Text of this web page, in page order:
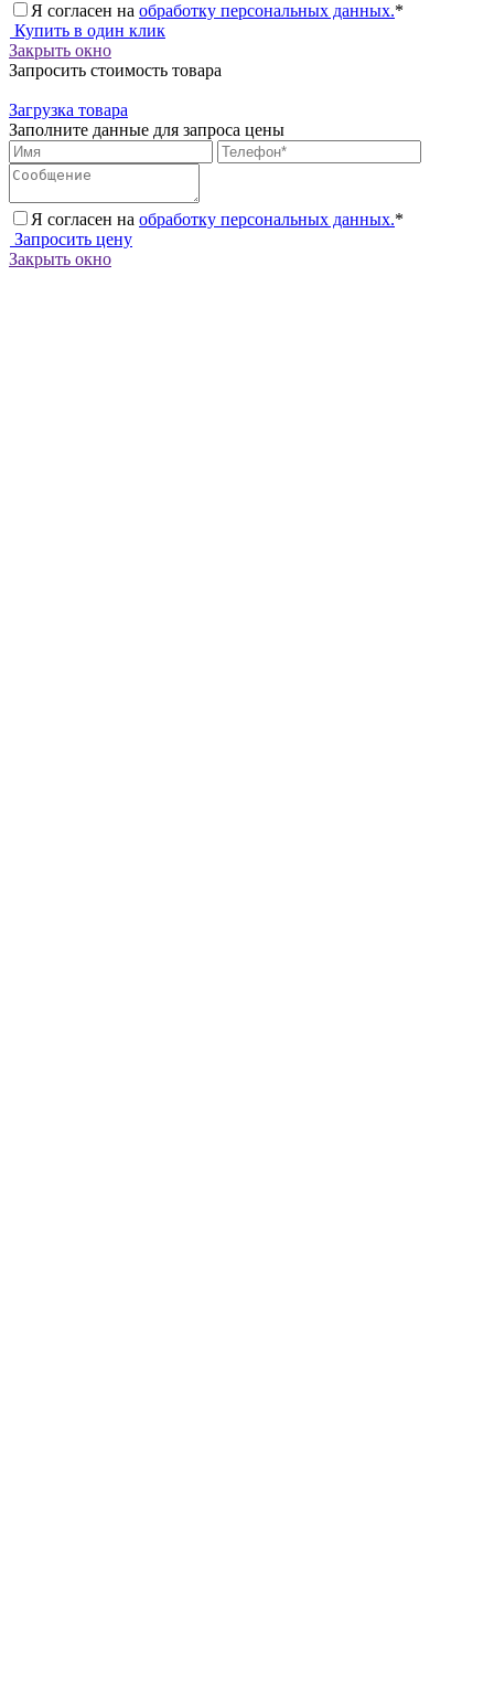
Я согласен на обработку персональных данных.*
Купить в один клик
Закрыть окно
Запросить стоимость товара
Загрузка товара
Заполните данные для запроса цены
Я согласен на обработку персональных данных.*
Запросить цену
Закрыть окно